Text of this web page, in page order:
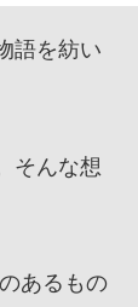
語を紡い
そんな想
あるもの